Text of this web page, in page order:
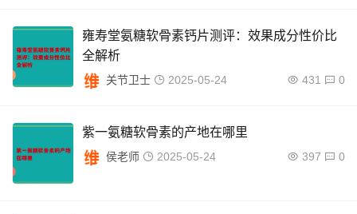
雍寿堂氨糖软骨素钙片测评：效果成分性价比
全解析
关节卫士 2025-05-24 431 0
紫一氨糖软骨素的产地在哪里
侯老师 2025-05-24 397 0